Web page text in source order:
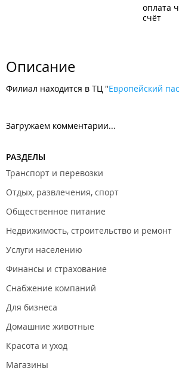
оплата
счёт
Описание
Филиал находится в ТЦ "Европейский
Загружаем комментарии...
РАЗДЕЛЫ
Транспорт и перевозки
Отдых, развлечения, спорт
Общественное питание
Недвижимость, строительство и ремонт
Услуги населению
Финансы и страхование
Снабжение компаний
Для бизнеса
Домашние животные
Красота и уход
Магазины